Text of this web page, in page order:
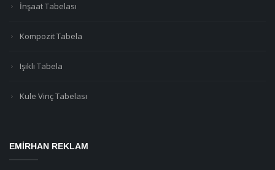
İnşaat Tabelası
Kompozit Tabela
Işıklı Tabela
Kule Vinç Tabelası
EMIRHAN REKLAM